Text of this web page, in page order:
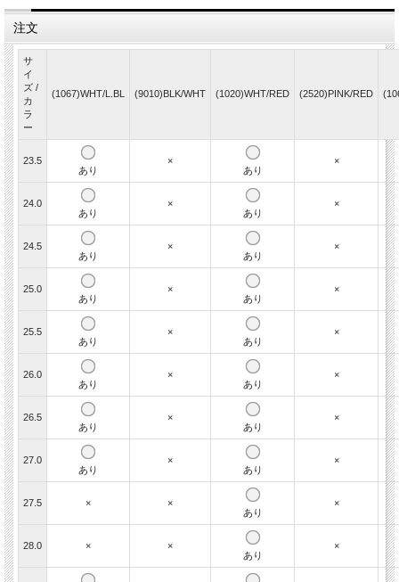
注文
サ
イ
ズ /
カ
ラ
ー
(1067)WHT/L.BL (9010)BLK/WHT (1020)WHT/RED (2520)PINK/RED
23.5
あり
×
あり
×
24.0
あり
×
あり
×
24.5
あり
×
あり
×
25.0
あり
×
あり
×
25.5
あり
×
あり
×
26.0
あり
×
あり
×
26.5
あり
×
あり
×
27.0
あり
×
あり
×
27.5 ×
×
あり
×
28.0 ×
×
あり
×